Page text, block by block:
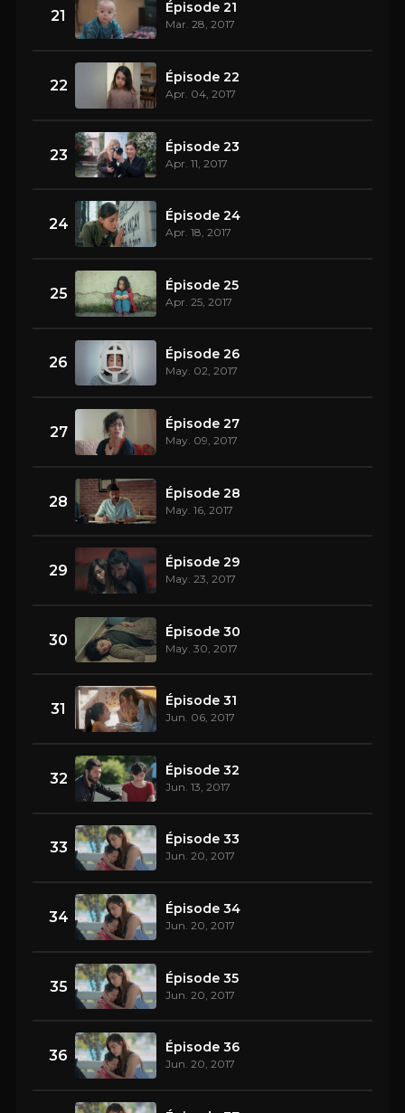
21 Épisode 21
Mar. 28, 2017
22 Épisode 22
Apr. 04, 2017
23 Épisode 23
Apr. 11, 2017
24 Épisode 24
Apr. 18, 2017
25 Épisode 25
Apr. 25, 2017
26 Épisode 26
May. 02, 2017
27 Épisode 27
May. 09, 2017
28 Épisode 28
May. 16, 2017
29 Épisode 29
May. 23, 2017
30 Épisode 30
May. 30, 2017
31 Épisode 31
Jun. 06, 2017
32 Épisode 32
Jun. 13, 2017
33 Épisode 33
Jun. 20, 2017
34 Épisode 34
Jun. 20, 2017
35 Épisode 35
Jun. 20, 2017
36 Épisode 36
Jun. 20, 2017